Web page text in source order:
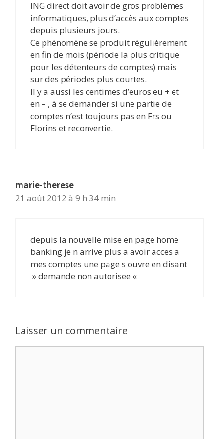
ING direct doit avoir de gros problèmes
informatiques, plus d’accès aux comptes
depuis plusieurs jours.
Ce phénomène se produit régulièrement
en fin de mois (période la plus critique
pour les détenteurs de comptes) mais
sur des périodes plus courtes.
Il y a aussi les centimes d’euros eu + et
en – , à se demander si une partie de
comptes n’est toujours pas en Frs ou
Florins et reconvertie.
marie-therese
21 août 2012 à 9 h 34 min
depuis la nouvelle mise en page home
banking je n arrive plus a avoir acces a
mes comptes une page s ouvre en disant
» demande non autorisee «
Laisser un commentaire